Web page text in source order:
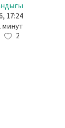
17:24
минут
2